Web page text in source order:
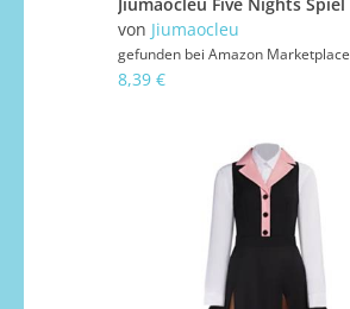
von Jiumaocleu
gefunden bei Amazon Marketplace
8,39 €